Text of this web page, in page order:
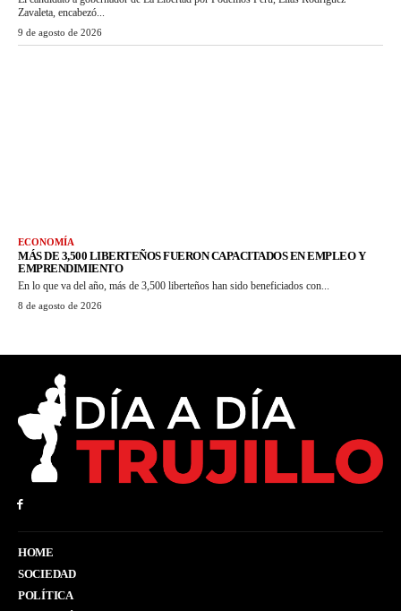
Zavaleta, encabezó...
9 de agosto de 2026
ECONOMÍA
MÁS DE 3,500 LIBERTEÑOS FUERON CAPACITADOS EN EMPLEO Y
EMPRENDIMIENTO
En lo que va del año, más de 3,500 liberteños han sido beneficiados con...
8 de agosto de 2026
HOME
SOCIEDAD
POLÍTICA